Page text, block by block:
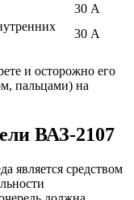
30 А
30 А
и осторожно его
пальцами) на
ВАЗ-2107
является средством